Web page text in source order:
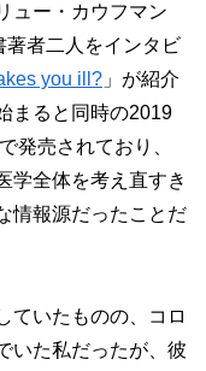
ュー・カウフマン
著者二人をインタビ
you ill? 」が紹介
まると同時の2019
発売されており、
学全体を考え直すき
情報源だったことだ
ていたものの、コロ
いた私だったが、彼